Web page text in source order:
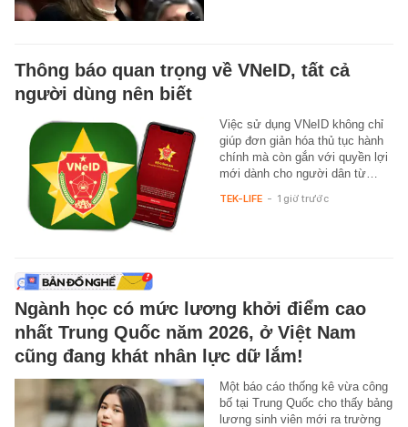
Thông báo quan trọng về VNeID, tất cả
người dùng nên biết
Việc sử dụng VNeID không chỉ
giúp đơn giản hóa thủ tục hành
chính mà còn gắn với quyền lợi
mới dành cho người dân từ…
TEK-LIFE - 1 giờ trước
Ngành học có mức lương khởi điểm cao
nhất Trung Quốc năm 2026, ở Việt Nam
cũng đang khát nhân lực dữ lắm!
Một báo cáo thống kê vừa công
bố tại Trung Quốc cho thấy bảng
lương sinh viên mới ra trường